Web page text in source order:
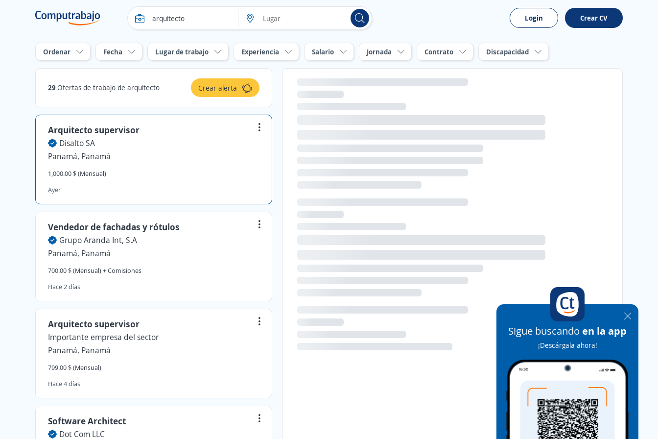
Login Crear CV
Ordenar Fecha Lugar de trabajo Experiencia Salario Jornada Contrato Discapacidad
29 Ofertas de trabajo de arquitecto Crear alerta
Arquitecto supervisor
Disalto SA
Panamá, Panamá
1,000.00 $ (Mensual)
Ayer
Vendedor de fachadas y rótulos
Grupo Aranda Int, S.A
Panamá, Panamá
700.00 $ (Mensual) + Comisiones
Hace 2 días
Arquitecto supervisor
Importante empresa del sector
Panamá, Panamá
799.00 $ (Mensual)
Hace 4 días
Software Architect
Dot Com LLC
Sigue buscando en la app
¡Descárgala ahora!